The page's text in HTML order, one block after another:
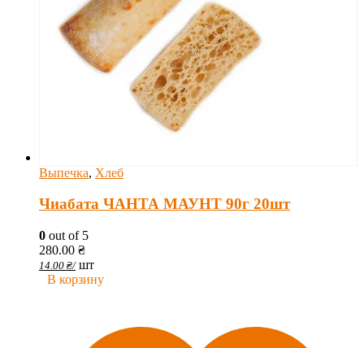
Выпечка, Хлеб
Чиабата ЧАНТА МАУНТ 90г 20шт
0 out of 5
280.00 ₴
14.00 ₴/ шт
В корзину